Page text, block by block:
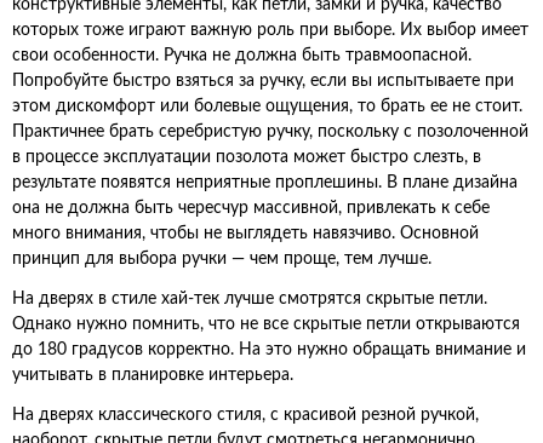
конструктивные элементы, как петли, замки и ручка, качество
которых тоже играют важную роль при выборе. Их выбор имеет
свои особенности. Ручка не должна быть травмоопасной.
Попробуйте быстро взяться за ручку, если вы испытываете при
этом дискомфорт или болевые ощущения, то брать ее не стоит.
Практичнее брать серебристую ручку, поскольку с позолоченной
в процессе эксплуатации позолота может быстро слезть, в
результате появятся неприятные проплешины. В плане дизайна
она не должна быть чересчур массивной, привлекать к себе
много внимания, чтобы не выглядеть навязчиво. Основной
принцип для выбора ручки — чем проще, тем лучше.
На дверях в стиле хай-тек лучше смотрятся скрытые петли.
Однако нужно помнить, что не все скрытые петли открываются
до 180 градусов корректно. На это нужно обращать внимание и
учитывать в планировке интерьера.
На дверях классического стиля, с красивой резной ручкой,